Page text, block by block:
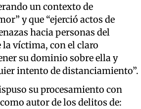
un contexto de
y que “ejerció actos de
hacia personas del
la víctima, con el claro
su dominio sobre ella y
intento de distanciamiento”.
su procesamiento con
autor de los delitos de: